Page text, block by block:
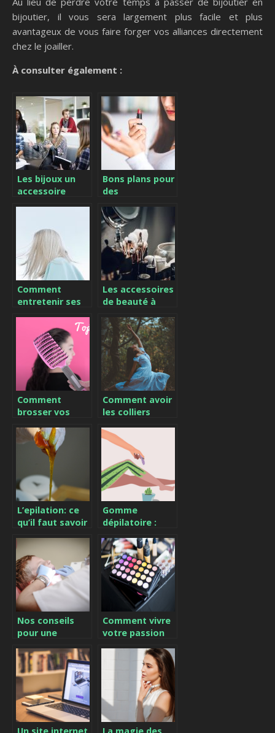
bijoutier, il vous sera largement plus facile et plus
avantageux de vous faire forger vos alliances directement
chez le joailler.
À consulter également :
Les bijoux un
accessoire
femmes
d’affaire
Bons plans pour
des
moins chers !
Comment
entretenir ses
Les accessoires
de beauté à
nécessairement
Comment
brosser vos
les abîmer ?
Comment avoir
les colliers
L’epilation: ce
qu’il faut savoir
Gomme
dépilatoire :
résultats
Nos conseils
pour une
hygiène buccale
Comment vivre
votre passion
au quotidien ?